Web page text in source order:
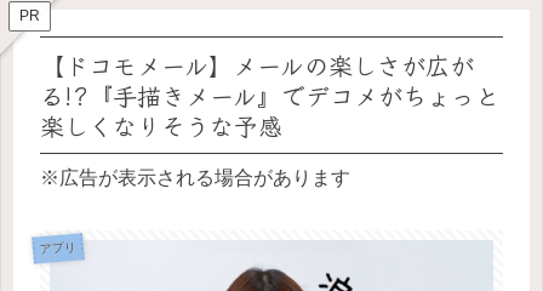
PR
【ドコモメール】メールの楽しさが広が
る!?『手描きメール』でデコメがちょっと
楽しくなりそうな予感
※広告が表示される場合があります
アプリ